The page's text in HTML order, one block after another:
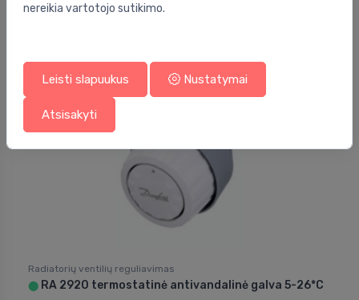
58.00 €
Sale -53%
Radiatorių ventilių reguliavimas
⬤ RA 2920 termostatinė antivandalinė galva 5-26*C
nereikia vartotojo sutikimo.
Leisti slapuukus Nustatymai
Atsisakyti